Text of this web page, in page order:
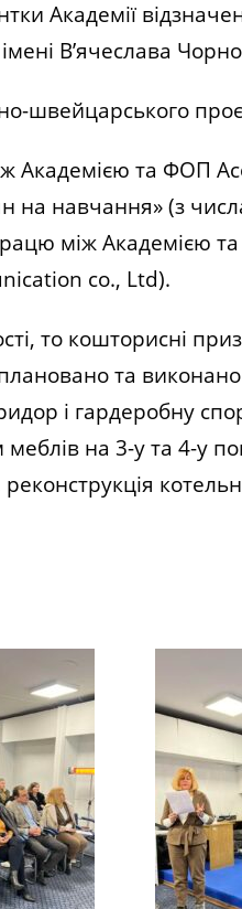
Академії
В’ячеслава
швейцарського
Академією та ФОП
на навчання» (з
між Академією
co., Ltd).
то кошторисні
та виконано
і гардеробну
на 3-у та 4-у